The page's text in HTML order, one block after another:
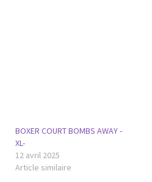
BOXER COURT BOMBS AWAY -
XL-
12 avril 2025
Article similaire